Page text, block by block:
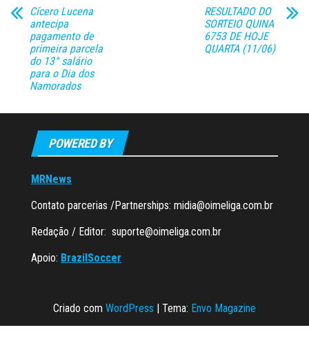
Cícero Lucena
antecipa
pagamento de
primeira parcela
do 13° salário
para o Dia dos
Namorados
RESULTADO DO
SORTEIO QUINA
6753 DE HOJE
QUARTA (11/06)
POWERED BY
MRNews
Contato parcerias /Partnerships: midia@oimeliga.com.br
Redação / Editor: suporte@oimeliga.com.br
Apoio: BrazilSoccer
Criado com WordPress Tema: Envo Magazine